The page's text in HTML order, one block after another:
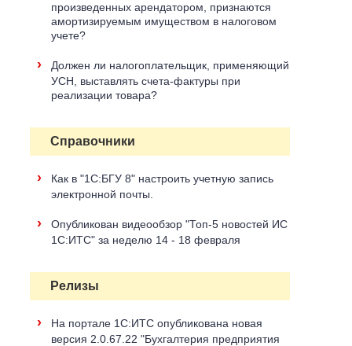
произведенных арендатором, признаются
амортизируемым имуществом в налоговом
учете?
›
Должен ли налогоплательщик, применяющий
УСН, выставлять счета-фактуры при
реализации товара?
Справочники
›
Как в "1С:БГУ 8" настроить учетную запись
электронной почты.
›
Опубликован видеообзор "Топ-5 новостей ИС
1С:ИТС" за неделю 14 - 18 февраля
Релизы
›
На портале 1С:ИТС опубликована новая
версия 2.0.67.22 "Бухгалтерия предприятия